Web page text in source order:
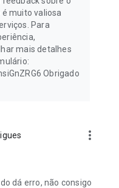
é muito valiosa
Para
mais detalhes
Obrigado
more_vert
dá erro, não consigo